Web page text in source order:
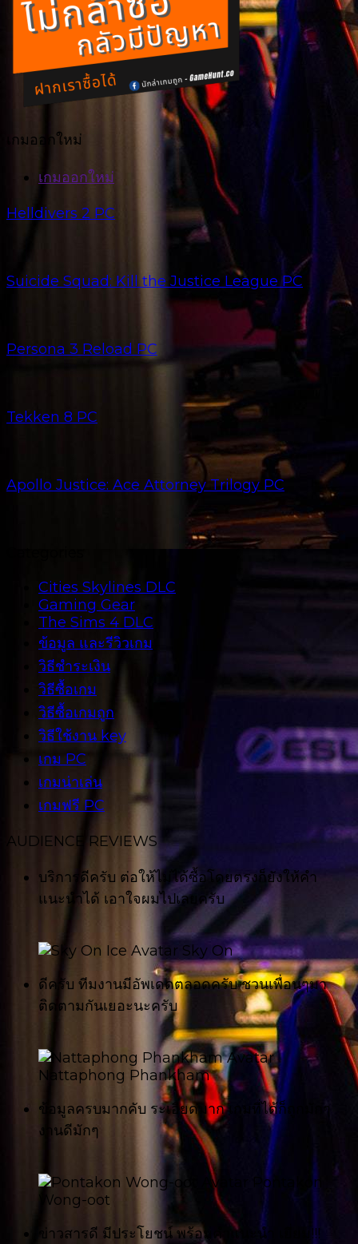
เกมออกใหม่
เกมออกใหม่
Helldivers 2 PC
Suicide Squad: Kill the Justice League PC
Persona 3 Reload PC
Tekken 8 PC
Apollo Justice: Ace Attorney Trilogy PC
Cities Skylines DLC
Gaming Gear
The Sims 4 DLC
ข้อมูล และรีวิวเกม
วิธีชำระเงิน
วิธีซื้อเกม
วิธีซื้อเกมถูก
วิธีใช้งาน key
เกม PC
เกมน่าเล่น
เกมฟรี PC
AUDIENCE REVIEWS
บริการดีครับ ต่อให้ไม่ได้ซื้อโดยตรงก็ยังให้คำ
แนะนำได้ เอาใจผมไปเลยครับ
Sky On
ดีครับ ทีมงานมีอัพเดดตลอดครับ ชวนเพื่อนๆมา
ติดตามกันเยอะนะครับ
Nattaphong Phankham
ข้อมูลครบมากคับ ระเอียดมาก เกมที่ได้ก็ถูกมักๆ
งานดีมักๆ
Pontakon
Wong-oot
ข่าวสารดี มีประโยชน์ พร้อมคำแนะนำ เยี่ยม!!!